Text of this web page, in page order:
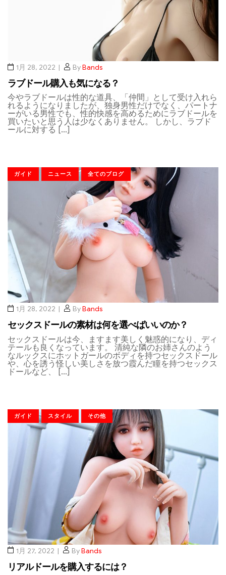
1月 28, 2022 ByBands
ラブドール購入も気になる？
今やラブドールは性的な道具、「仲間」として受け入れら
れるようになりましたが、独身男性だけでなく、パートナ
ーがいる男性でも、性的快感を高めるためにラブドールを
買いたいと思う人は少なくありません。 しかし、ラブド
ールに対する […]
ガイド ニュース 全てのブログ
1月 28, 2022 ByBands
セックスドールの素材は何を選べばいいのか？
セックスドールは今、ますます美しく魅惑的になり、ディ
テールも良くなっています。 清純な隣のお姉さんのよう
なルックスにホットガールのボディを持つセックスドール
や、心を誘う怪しい美しさを放つ霞んだ瞳を持つセックス
ドールなど、 […]
ガイド スタイル その他
1月 27, 2022 ByBands
リアルドールを購入するには？